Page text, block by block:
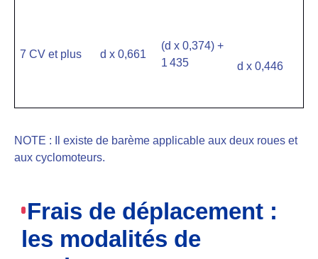
7 CV et plus d x 0,661
(d x 0,374) +
1 435
d x 0,446
NOTE : Il existe de barème applicable aux deux roues et
aux cyclomoteurs.
Frais de déplacement :
les modalités de